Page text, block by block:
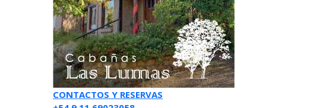
CONTACTOS Y RESERVAS